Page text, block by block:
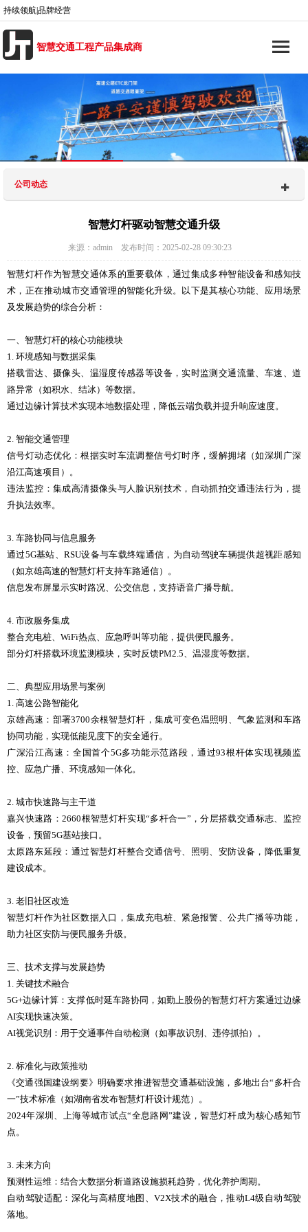
持续领航|品牌经营
智慧交通工程产品集成商
公司动态
智慧灯杆驱动智慧交通升级
来源：admin 发布时间：2025-02-28 09:30:23
智慧灯杆作为智慧交通体系的重要载体，通过集成多种智能设备和感知技
术，正在推动城市交通管理的智能化升级。以下是其核心功能、应用场景
及发展趋势的综合分析：
一、智慧灯杆的核心功能模块
1. 环境感知与数据采集
搭载雷达、摄像头、温湿度传感器等设备，实时监测交通流量、车速、道
路异常（如积水、结冰）等数据。
通过边缘计算技术实现本地数据处理，降低云端负载并提升响应速度。
2. 智能交通管理
信号灯动态优化：根据实时车流调整信号灯时序，缓解拥堵（如深圳广深
沿江高速项目）。
违法监控：集成高清摄像头与人脸识别技术，自动抓拍交通违法行为，提
升执法效率。
3. 车路协同与信息服务
通过5G基站、RSU设备与车载终端通信，为自动驾驶车辆提供超视距感知
（如京雄高速的智慧灯杆支持车路通信）。
信息发布屏显示实时路况、公交信息，支持语音广播导航。
4. 市政服务集成
整合充电桩、WiFi热点、应急呼叫等功能，提供便民服务。
部分灯杆搭载环境监测模块，实时反馈PM2.5、温湿度等数据。
二、典型应用场景与案例
1. 高速公路智能化
京雄高速：部署3700余根智慧灯杆，集成可变色温照明、气象监测和车路
协同功能，实现低能见度下的安全通行。
广深沿江高速：全国首个5G多功能示范路段，通过93根杆体实现视频监
控、应急广播、环境感知一体化。
2. 城市快速路与主干道
嘉兴快速路：2660根智慧灯杆实现“多杆合一”，分层搭载交通标志、监控
设备，预留5G基站接口。
太原路东延段：通过智慧灯杆整合交通信号、照明、安防设备，降低重复
建设成本。
3. 老旧社区改造
智慧灯杆作为社区数据入口，集成充电桩、紧急报警、公共广播等功能，
助力社区安防与便民服务升级。
三、技术支撑与发展趋势
1. 关键技术融合
5G+边缘计算：支撑低时延车路协同，如勤上股份的智慧灯杆方案通过边缘
AI实现快速决策。
AI视觉识别：用于交通事件自动检测（如事故识别、违停抓拍）。
2. 标准化与政策推动
《交通强国建设纲要》明确要求推进智慧交通基础设施，多地出台“多杆合
一”技术标准（如湖南省发布智慧灯杆设计规范）。
2024年深圳、上海等城市试点“全息路网”建设，智慧灯杆成为核心感知节
点。
3. 未来方向
预测性运维：结合大数据分析道路设施损耗趋势，优化养护周期。
自动驾驶适配：深化与高精度地图、V2X技术的融合，推动L4级自动驾驶
落地。